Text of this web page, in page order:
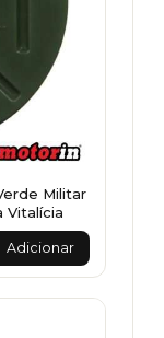
Militar
Vitalícia
Adicionar